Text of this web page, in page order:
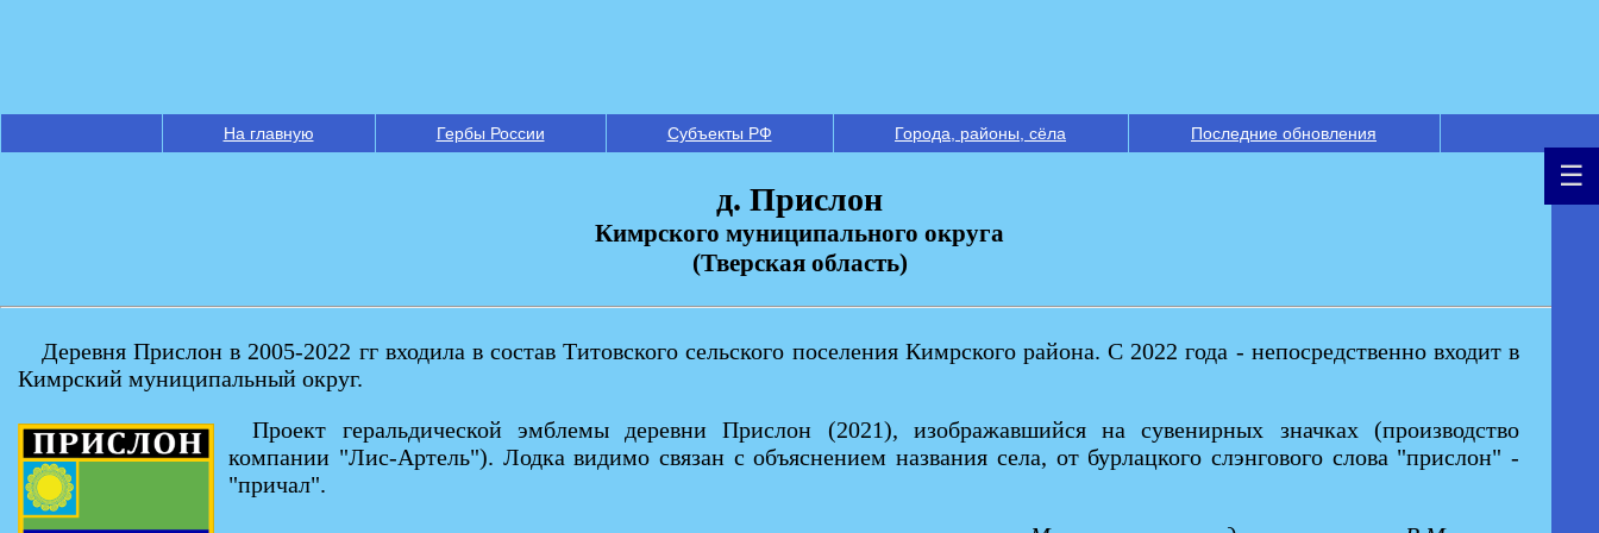
На главную Гербы России Субъекты РФ Города, районы, сёла Последние обновления
д. Прислон
Кимрского муниципального округа
(Тверская область)
Деревня Прислон в 2005-2022 гг входила в состав Титовского сельского поселения Кимрского района. С 2022 года - непосредственно входит в
Кимрский муниципальный округ.
Проект геральдической эмблемы деревни Прислон (2021), изображавшийся на сувенирных значках (производство
компании "Лис-Артель"). Лодка видимо связан с объяснением названия села, от бурлацкого слэнгового слова "прислон" -
"причал".